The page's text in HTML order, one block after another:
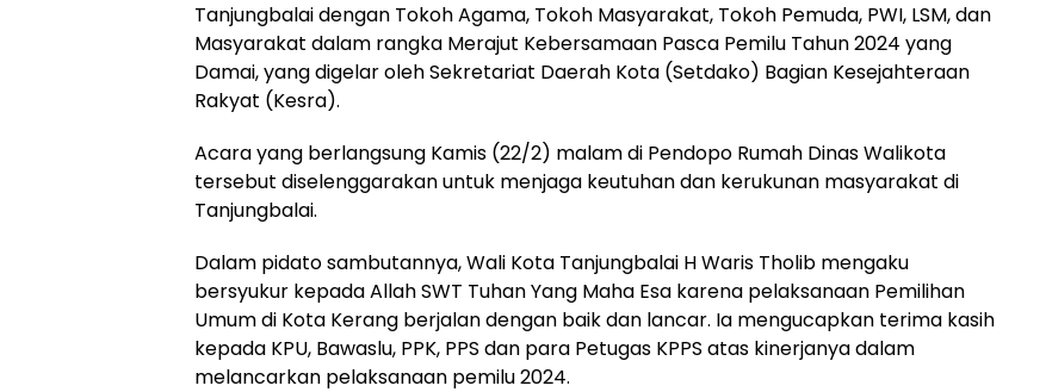
Tanjungbalai dengan Tokoh Agama, Tokoh Masyarakat, Tokoh Pemuda, PWI, LSM, dan
Masyarakat dalam rangka Merajut Kebersamaan Pasca Pemilu Tahun 2024 yang
Damai, yang digelar oleh Sekretariat Daerah Kota (Setdako) Bagian Kesejahteraan
Rakyat (Kesra).
Acara yang berlangsung Kamis (22/2) malam di Pendopo Rumah Dinas Walikota
tersebut diselenggarakan untuk menjaga keutuhan dan kerukunan masyarakat di
Tanjungbalai.
Dalam pidato sambutannya, Wali Kota Tanjungbalai H Waris Tholib mengaku
bersyukur kepada Allah SWT Tuhan Yang Maha Esa karena pelaksanaan Pemilihan
Umum di Kota Kerang berjalan dengan baik dan lancar. Ia mengucapkan terima kasih
kepada KPU, Bawaslu, PPK, PPS dan para Petugas KPPS atas kinerjanya dalam
melancarkan pelaksanaan pemilu 2024.